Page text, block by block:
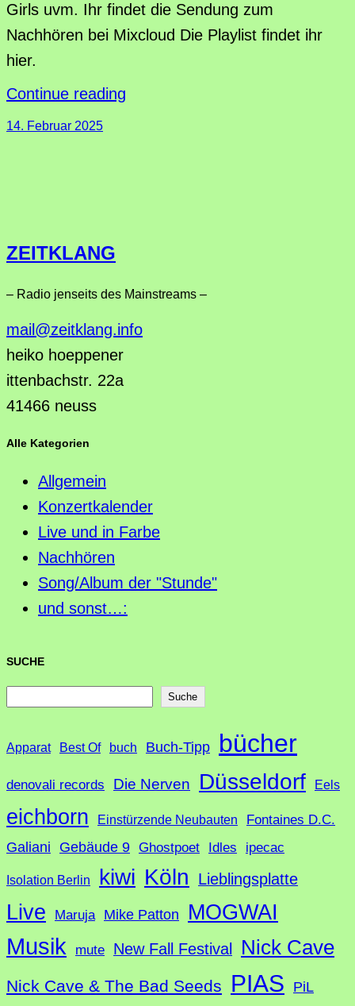
Girls uvm. Ihr findet die Sendung zum
Nachhören bei Mixcloud Die Playlist findet ihr
hier.
Continue reading
14. Februar 2025
ZEITKLANG
– Radio jenseits des Mainstreams –
mail@zeitklang.info
heiko hoeppener
ittenbachstr. 22a
41466 neuss
Alle Kategorien
Allgemein
Konzertkalender
Live und in Farbe
Nachhören
Song/Album der "Stunde"
und sonst…:
SUCHE
c
Suche
Apparat Best Of buch Buch-Tipp bücher
denovali records Die Nerven Düsseldorf Eels
eichborn Einstürzende Neubauten Fontaines D.C.
Galiani Gebäude 9 Ghostpoet Idles ipecac
Isolation Berlin kiwi Köln Lieblingsplatte
Live Maruja Mike Patton MOGWAI
Musik mute New Fall Festival Nick Cave
Nick Cave & The Bad Seeds PIAS PiL